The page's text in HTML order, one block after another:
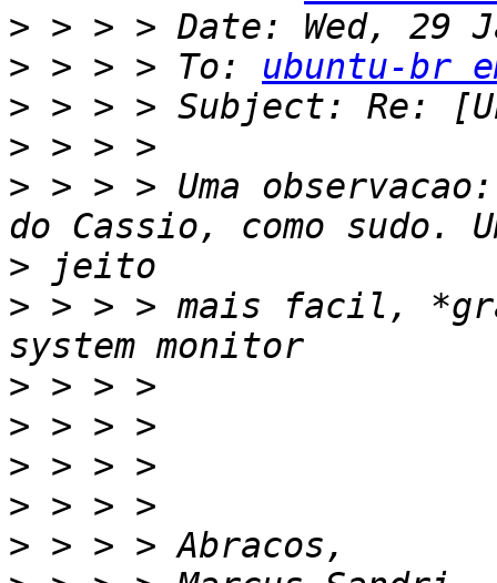
>
> > > > To: ubuntu-br
>
>
> > > > Uma
>
> > > > mais facil,
>
>
>
>
>